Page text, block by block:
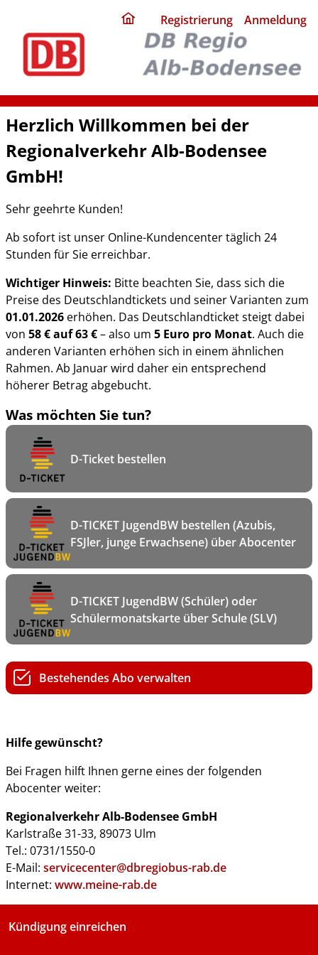
home
page
Registrierung Anmeldung
Herzlich Willkommen bei der
Regionalverkehr Alb-Bodensee
GmbH!
Sehr geehrte Kunden!
Ab sofort ist unser Online-Kundencenter täglich 24
Stunden für Sie erreichbar.
Wichtiger Hinweis: Bitte beachten Sie, dass sich die
Preise des Deutschlandtickets und seiner Varianten zum
01.01.2026 erhöhen. Das Deutschlandticket steigt dabei
von 58 € auf 63 €– also um 5 Euro pro Monat. Auch die
anderen Varianten erhöhen sich in einem ähnlichen
Rahmen. Ab Januar wird daher ein entsprechend
höherer Betrag abgebucht.
Was möchten Sie tun?
D-Ticket bestellen
D-TICKET JugendBW bestellen (Azubis,
FSJler, junge Erwachsene) über Abocenter
D-TICKET JugendBW (Schüler) oder
Schülermonatskarte über Schule (SLV)
Bestehendes Abo verwalten
Hilfe gewünscht?
Bei Fragen hilft Ihnen gerne eines der folgenden
Abocenter weiter:
Regionalverkehr Alb-Bodensee GmbH
Karlstraße 31-33, 89073 Ulm
Tel.: 0731/1550-0
E-Mail: servicecenter@dbregiobus-rab.de
Internet: www.meine-rab.de
Kündigung einreichen